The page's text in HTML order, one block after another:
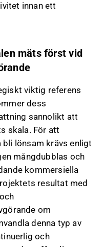
innan ett
mäts först vid
viktig referens
dess
sannolikt att
skala. För att
lönsam krävs enligt
mångdubblas och
kommersiella
resultat med
om
denna typ av
och